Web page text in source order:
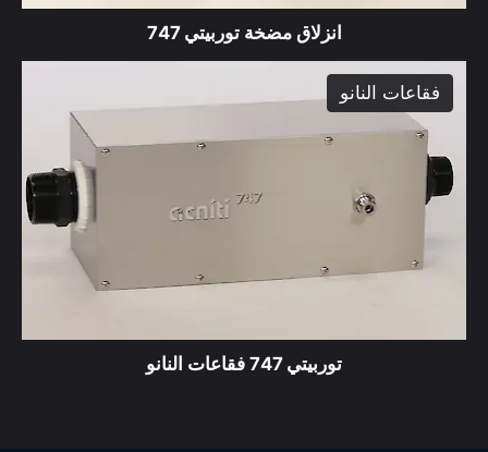
انزلاق مضخة توربيتي 747
فقاعات النانو
توربيتي 747 فقاعات النانو